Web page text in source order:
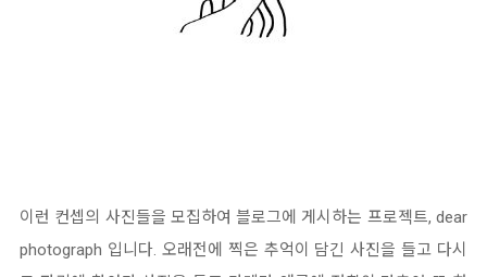
이런 컨셉의 사진들을 모집하여 블로그에 게시하는 프로젝트, dear
photograph 입니다. 오래전에 찍은 추억이 담긴 사진을 들고 다시